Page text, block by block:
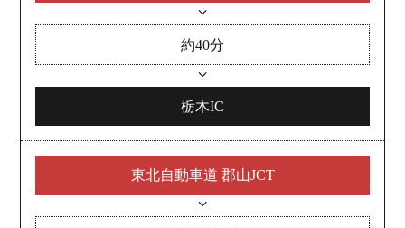
約40分
栃木IC
東北自動車道 郡山JCT